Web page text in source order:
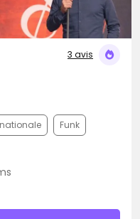
3 avis
Funk